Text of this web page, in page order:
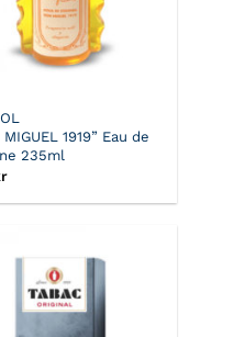
MIGUEL 1919” Eau de
235ml